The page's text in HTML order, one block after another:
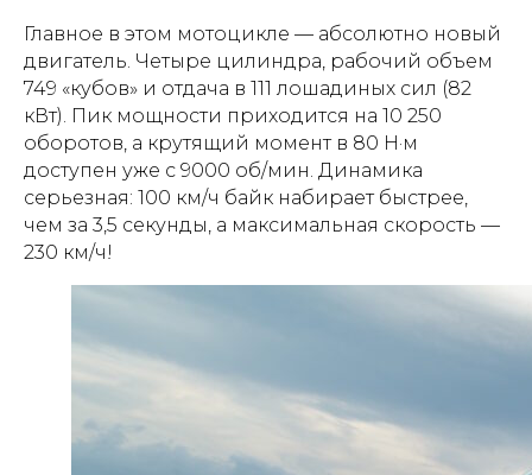
Главное в этом мотоцикле — абсолютно новый
двигатель. Четыре цилиндра, рабочий объем
749 «кубов» и отдача в 111 лошадиных сил (82
кВт). Пик мощности приходится на 10 250
оборотов, а крутящий момент в 80 Н·м
доступен уже с 9000 об/мин. Динамика
серьезная: 100 км/ч байк набирает быстрее,
чем за 3,5 секунды, а максимальная скорость —
230 км/ч!